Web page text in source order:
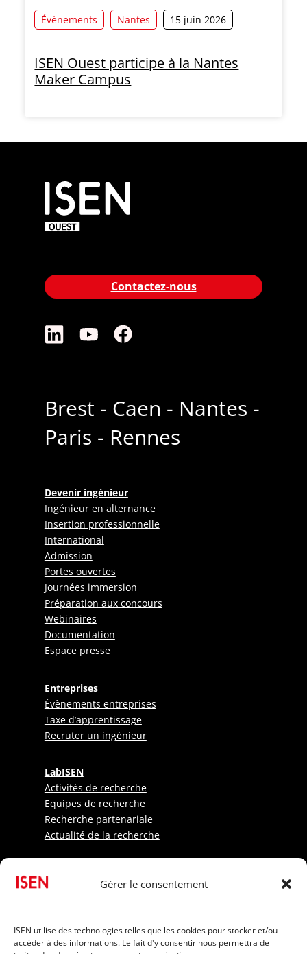
Gérer le consentement
ISEN utilise des technologies telles que les cookies pour stocker et/ou
accéder à des informations. Le fait d'y consentir nous permettra de
Événements Nantes 15 juin 2026
ISEN Ouest participe à la Nantes
Maker Campus
Contactez-nous
Brest - Caen - Nantes -
Paris - Rennes
Devenir ingénieur
Ingénieur en alternance
Insertion professionnelle
International
Admission
Portes ouvertes
Journées immersion
Préparation aux concours
Webinaires
Documentation
Espace presse
Entreprises
Évènements entreprises
Taxe d’apprentissage
Recruter un ingénieur
LabISEN
Activités de recherche
Equipes de recherche
Recherche partenariale
Actualité de la recherche
Etudiants
Sportifs
Frais de scolarité